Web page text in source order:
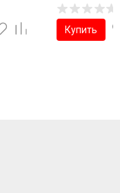
Купить